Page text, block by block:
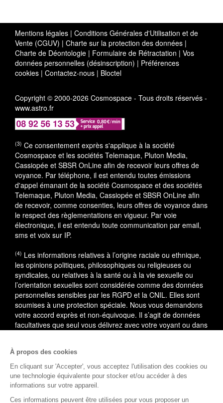
Mentions légales | Conditions Générales d'Utilisation et de
Vente (CGUV) | Charte sur la protection des données |
Charte de Déontologie | Formulaire de Rétractation | Vos
données personnelles (désinscription) | Préférences
cookies | Contactez-nous | Bloctel
Copyright © 2000-2026 Cosmospace - Tous droits réservés -
www.astro.fr
(3) Ce consentement exprès s'applique à la société
Cosmospace et les sociétés Telemaque, Pluton Media,
Cassiopée et SBSR OnLine afin de recevoir leurs offres de
voyance. Par téléphone, il est entendu toutes émissions
d'appel émanant de la société Cosmospace et des sociétés
Telemaque, Pluton Media, Cassiopée et SBSR OnLine afin
de recevoir, comme consenties, leurs offres de voyance dans
le respect des règlementations en vigueur. Par voie
électronique, il est entendu toute communication par email,
sms et voix sur IP.
(4) Les informations relatives à l’origine raciale ou ethnique,
les opinions politiques, philosophiques ou religieuses ou
syndicales, ou relatives à la santé ou à la vie sexuelle ou
l’orientation sexuelles sont considérée comme des données
personnelles sensibles par les RGPD et la CNIL. Elles sont
soumises à une protection spéciale. Nous vous demandons
votre accord exprès et non-équivoque. Il s’agit de données
facultatives que seul vous délivrez avec votre voyant ou dans
En cas de litige, vous pouvez saisir le médiateur de la
consommation : AVENIR CONSO, 09 53 01 02 69. En savoir
plus
L'accès à cette offre commerciale est soumis aux
À propos des cookies
En cliquant sur 'Accepter', vous acceptez l'utilisation des cookies ou
une technologie équivalente pour stocker et/ou accéder à des
informations sur votre appareil.
Ces informations peuvent être utilisées pour vous proposer un